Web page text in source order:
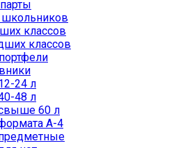
школьников
классов
классов
24 л
48 л
60 л
А-4